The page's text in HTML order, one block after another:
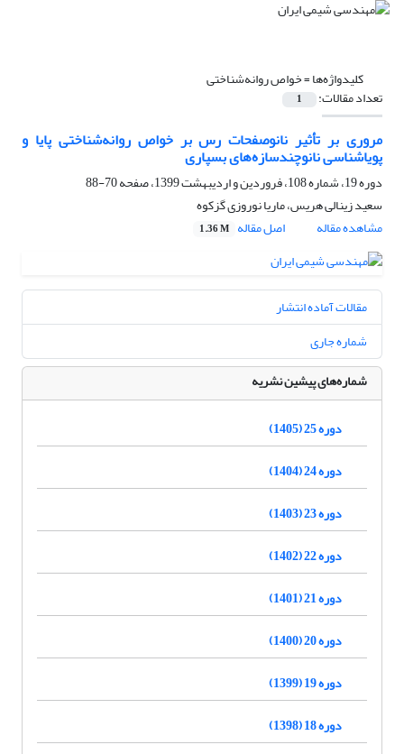
کلیدواژه‌ها =خواص روانه‌شناختی
تعداد مقالات: 1
مروری بر تأثیر نانوصفحات رس بر خواص روانه‌شناختی پایا و
پویاشناسی نانوچندسازه‌های بسپاری
دوره 19، شماره 108، فروردین و اردیبهشت 1399، صفحه
70-88
سعید زینالی هریس، ماریا نوروزی گزکوه
مشاهده مقاله
اصل مقاله 1.36 M
مقالات آماده انتشار
شماره جاری
شماره‌های پیشین نشریه
دوره 25 (1405)
دوره 24 (1404)
دوره 23 (1403)
دوره 22 (1402)
دوره 21 (1401)
دوره 20 (1400)
دوره 19 (1399)
دوره 18 (1398)